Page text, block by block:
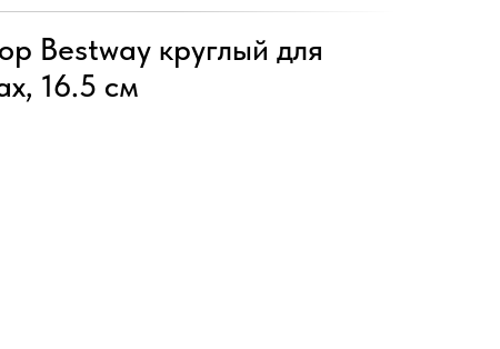
Bestway круглый для
16.5 см